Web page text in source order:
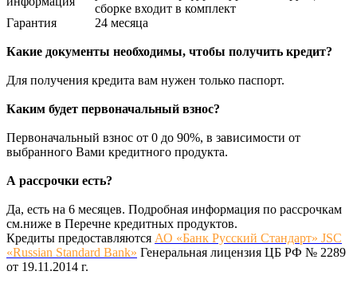
сборке входит в комплект
Гарантия
24 месяца
Какие документы необходимы, чтобы получить кредит?
Для получения кредита вам нужен только паспорт.
Каким будет первоначальный взнос?
Первоначальный взнос от 0 до 90%, в зависимости от
выбранного Вами кредитного продукта.
А рассрочки есть?
Да, есть на 6 месяцев. Подробная информация по рассрочкам
см.ниже в Перечне кредитных продуктов.
Кредиты предоставляются АО «Банк Русский Стандарт» JSC
«Russian Standard Bank» Генеральная лицензия ЦБ РФ № 2289
от 19.11.2014 г.